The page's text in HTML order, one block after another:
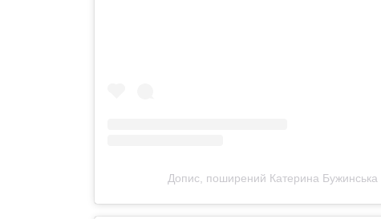
Допис, поширений Катерина Бужинська